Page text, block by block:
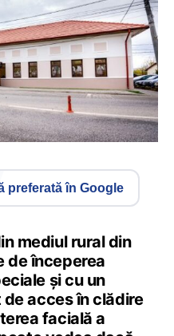
preferată în Google
mediul rural din
de începerea
și cu un
acces în clădire
facială a